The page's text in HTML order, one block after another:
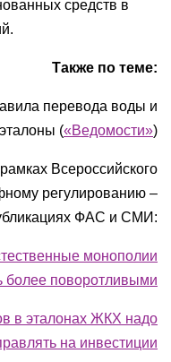
средств в
Также по теме:
перевода воды и
(«Ведомости»)
Всероссийского
регулированию –
ФАС и СМИ:
монополии
более поворотливыми
в эталонах ЖКХ надо
на инвестиции